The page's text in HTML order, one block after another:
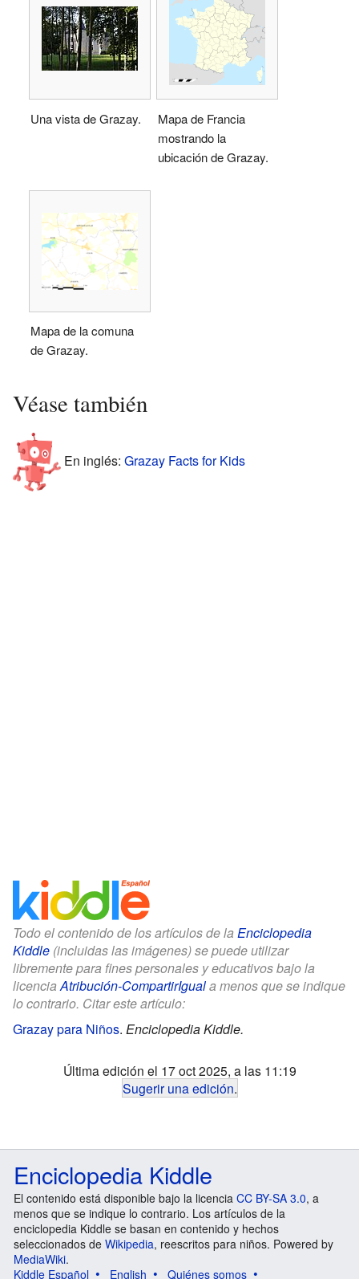
Una vista de Grazay.
Mapa de Francia
mostrando la
ubicación de Grazay.
Mapa de la comuna
de Grazay.
Véase también
En inglés: Grazay Facts for Kids
Todo el contenido de los artículos de la Enciclopedia
Kiddle (incluidas las imágenes) se puede utilizar
libremente para fines personales y educativos bajo la
licenciaAtribución-CompartirIguala menos que se indique
lo contrario. Citar este artículo:
Grazay para Niños. Enciclopedia Kiddle.
Última edición el 17 oct 2025, a las 11:19
Sugerir una edición.
Enciclopedia Kiddle
El contenido está disponible bajo la licencia CC BY-SA 3.0, a
menos que se indique lo contrario. Los artículos de la
enciclopedia Kiddle se basan en contenido y hechos
seleccionados de Wikipedia, reescritos para niños. Powered by
MediaWiki.
Kiddle Español
English Quiénes somos